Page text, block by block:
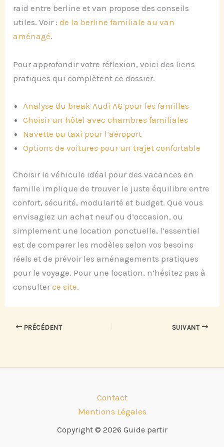
raid entre berline et van propose des conseils
utiles. Voir :de la berline familiale au van
aménagé.
Pour approfondir votre réflexion, voici des liens
pratiques qui complètent ce dossier.
Analyse du break Audi A6 pour les familles
Choisir un hôtel avec chambres familiales
Navette ou taxi pour l’aéroport
Options de voitures pour un trajet confortable
Choisir le véhicule idéal pour des vacances en
famille implique de trouver le juste équilibre entre
confort, sécurité, modularité et budget. Que vous
envisagiez un achat neuf ou d’occasion, ou
simplement une location ponctuelle, l’essentiel
est de comparer les modèles selon vos besoins
réels et de prévoir les aménagements pratiques
pour le voyage. Pour une location, n’hésitez pas à
consulterce site.
PRÉCÉDENT SUIVANT
Contact
Mentions Légales
Copyright © 2026 Guide partir